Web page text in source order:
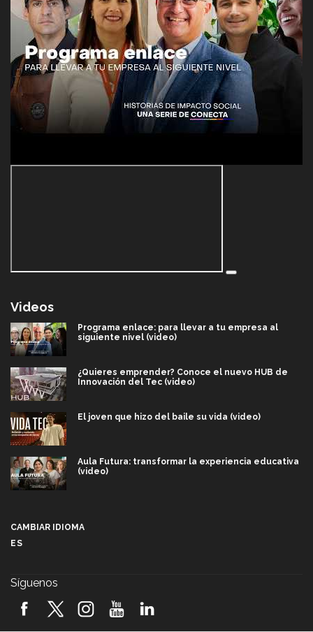
Videos
Programa enlace: para llevar a tu empresa al
siguiente nivel (video)
¿Quieres emprender? Conoce el nuevo HUB de
Innovación del Tec (video)
El joven que hizo del baile su vida (video)
Aula Futura: transformar la experiencia educativa
(video)
2026! (video)
CAMBIAR IDIOMA
ES
Síguenos